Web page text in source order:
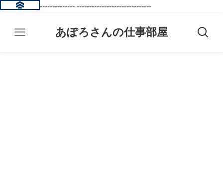
------------------------------ ------------------------------
あぽろさんの仕事部屋